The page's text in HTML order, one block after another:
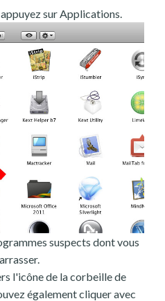
sur Applications.
suspects dont vous
l'icône de la corbeille de
également cliquer avec